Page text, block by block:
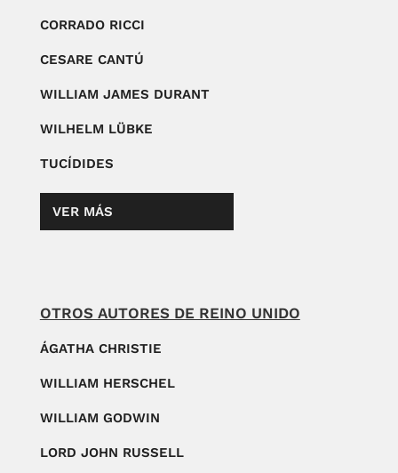
CORRADO RICCI
CESARE CANTÚ
WILLIAM JAMES DURANT
WILHELM LÜBKE
TUCÍDIDES
VER MÁS
OTROS AUTORES DE REINO UNIDO
ÁGATHA CHRISTIE
WILLIAM HERSCHEL
WILLIAM GODWIN
LORD JOHN RUSSELL